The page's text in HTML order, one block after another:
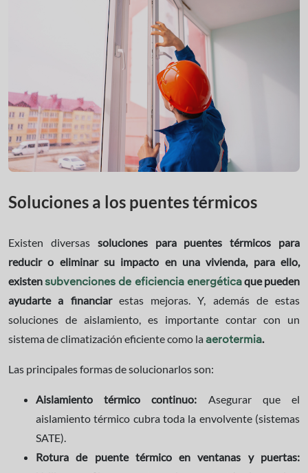
Soluciones a los puentes térmicos
Existen diversas soluciones para puentes térmicos
para
reducir o eliminar su impacto en una vivienda, para ello,
existensubvenciones de eficiencia energéticaque pueden
ayudarte a financiar estas mejoras.
Y, además de estas
soluciones de aislamiento, es importante contar con un
sistema de climatización eficiente como la aerotermia.
Las principales formas de solucionarlos son:
Aislamiento térmico continuo: Asegurar que el
aislamiento térmico cubra toda la envolvente (sistemas
SATE).
Rotura de puente térmico en ventanas y puertas: